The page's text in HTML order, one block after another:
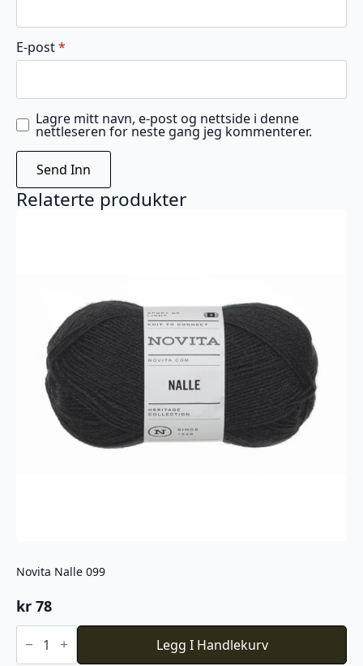
E-post*
Lagre mitt navn, e-post og nettside i denne
nettleseren for neste gang jeg kommenterer.
Relaterte produkter
Novita Nalle 099
kr 78
Novita
Nalle Legg I Handlekurv